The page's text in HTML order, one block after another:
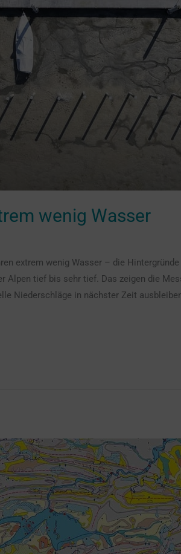
wenig Wasser
extrem wenig Wasser – die
Alpen tief bis sehr tief. Das zeigen die
Niederschläge in nächster Zeit